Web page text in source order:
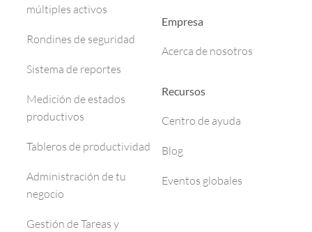
múltiples activos
Rondines de seguridad
Sistema de reportes
Medición de estados
productivos
Tableros de productividad
Administración de tu
negocio
Gestión de Tareas y
Empresa
Acerca de nosotros
Recursos
Centro de ayuda
Blog
Eventos globales